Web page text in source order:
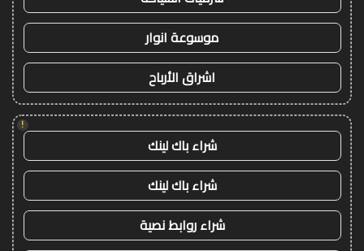
موسوعة انوار
اشراق الأرباح
!
شراء باك لينك
شراء باك لينك
شراء روابط نصية